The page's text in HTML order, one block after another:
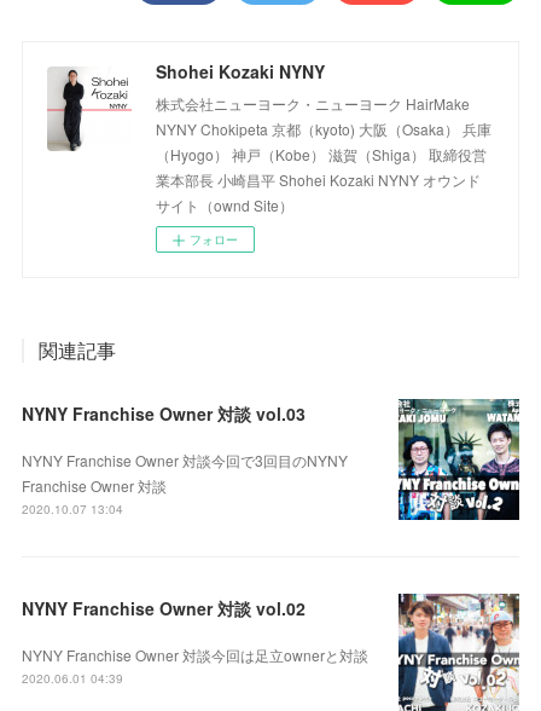
Shohei Kozaki NYNY
株式会社ニューヨーク・ニューヨーク HairMake
NYNY Chokipeta 京都（kyoto) 大阪（Osaka） 兵庫
（Hyogo） 神戸（Kobe） 滋賀（Shiga） 取締役営
業本部長 小崎昌平 Shohei Kozaki NYNY オウンド
サイト（ownd Site）
フォロー
関連記事
NYNY Franchise Owner 対談 vol.03
NYNY Franchise Owner 対談今回で3回目のNYNY
Franchise Owner 対談
2020.10.07 13:04
NYNY Franchise Owner 対談 vol.02
NYNY Franchise Owner 対談今回は足立ownerと対談
2020.06.01 04:39